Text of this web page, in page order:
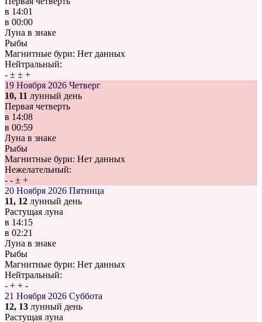
в 14:01
в 00:00
Луна в знаке
Рыбы
Магнитные бури: Нет данных
Нейтральный:
- ± ± +
19 Ноября 2026 Четверг
10, 11 лунный день
Первая четверть
в 14:08
в 00:59
Луна в знаке
Рыбы
Магнитные бури: Нет данных
Нежелательный:
- - ± +
20 Ноября 2026 Пятница
11, 12 лунный день
Растущая луна
в 14:15
в 02:21
Луна в знаке
Рыбы
Магнитные бури: Нет данных
Нейтральный:
- + + -
21 Ноября 2026 Суббота
12, 13 лунный день
Растущая луна